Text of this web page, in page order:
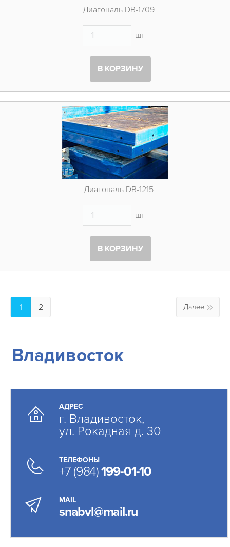
Диагональ DB-1709
шт
В КОРЗИНУ
Диагональ DB-1215
шт
В КОРЗИНУ
1 2 Далее
Владивосток
АДРЕС
г. Владивосток,
ул. Рокадная д. 30
ТЕЛЕФОНЫ
+7 (984)199-01-10
MAIL
snabvl@mail.ru